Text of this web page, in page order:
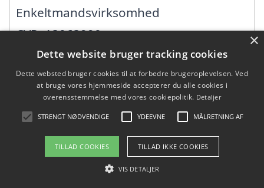
Enkeltmandsvirksomhed
CVR: 13063990
Alpha Construction ApS
Højby Hovedgade 65, 4573 Højby
Startdato: 18. februar 2019,
Virksomhedsform: Anpartsselskab
×
Dette website bruger tracking cookies
Dette websted bruger cookies til at forbedre brugeroplevelsen. Ved
at bruge vores hjemmeside accepterer du alle cookies i
overensstemmelse med vores cookiepolitik. Detaljer
STRENGT NØDVENDIGE YDEEVNE MÅLRETNING AF
TILLAD COOKIES TILLAD IKKE COOKIES
VIS DETALJER